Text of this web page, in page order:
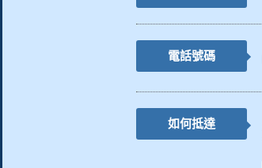
電話號碼
如何抵達